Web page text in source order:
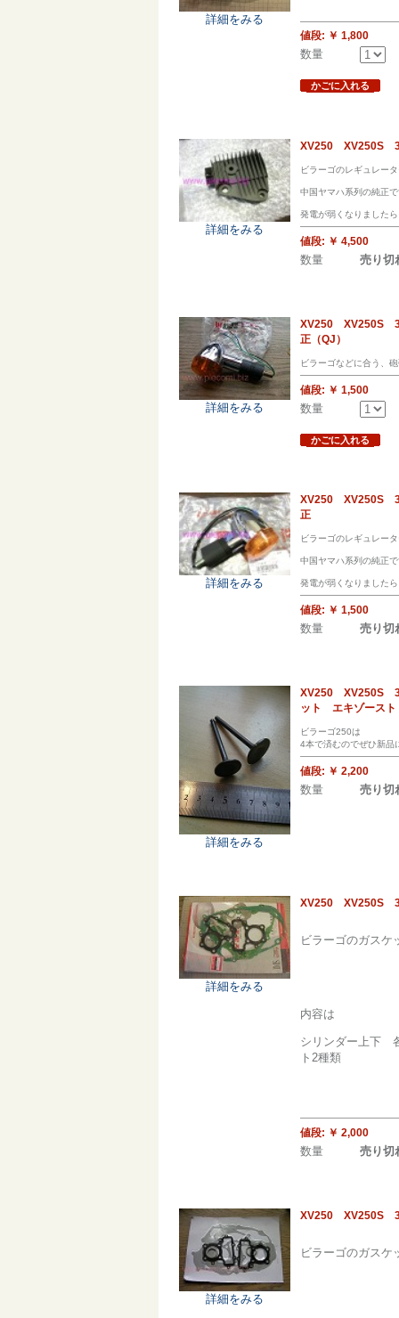
詳細をみる
値段: ￥ 1,800
数量
かごに入れる
詳細をみる
XV250 XV250S
ビラーゴのレギュレー
中国ヤマハ系列の純正
発電が弱くなりました
値段: ￥ 4,500
数量 売り切
詳細をみる
XV250 XV250S
正（QJ）
ビラーゴなどに合う、
値段: ￥ 1,500
数量
かごに入れる
詳細をみる
XV250 XV250S
正
ビラーゴのレギュレー
中国ヤマハ系列の純正
発電が弱くなりました
値段: ￥ 1,500
数量 売り切
詳細をみる
XV250 XV250S
ット エキゾース
ビラーゴ250は
4本で済むのでぜひ新品
値段: ￥ 2,200
数量 売り切
詳細をみる
XV250 XV250S
ビラーゴのガスケ
内容は
シリンダー上下
ト2種類
値段: ￥ 2,000
数量 売り切
詳細をみる
XV250 XV250S
ビラーゴのガスケ